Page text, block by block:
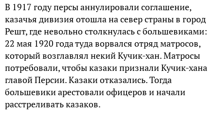
В 1917 году персы аннулировали соглашение,
казачья дивизия отошла на север страны в город
Решт, где невольно столкнулась с большевиками:
22 мая 1920 года туда ворвался отряд матросов,
который возглавлял некий Кучик-хан. Матросы
потребовали, чтобы казаки признали Кучик-хана
главой Персии. Казаки отказались. Тогда
большевики арестовали офицеров и начали
расстреливать казаков.